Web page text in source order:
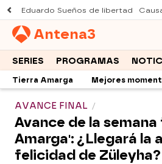
Eduardo Sueños de libertad
Antena3
SERIES PROGRAMAS
Tierra Amarga Mejores
AVANCE FINAL
Avance de la
Amarga': ¿Llegará la
felicidad de Züleyha?